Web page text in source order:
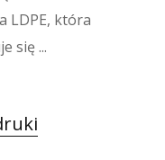
LDPE, która
się ...